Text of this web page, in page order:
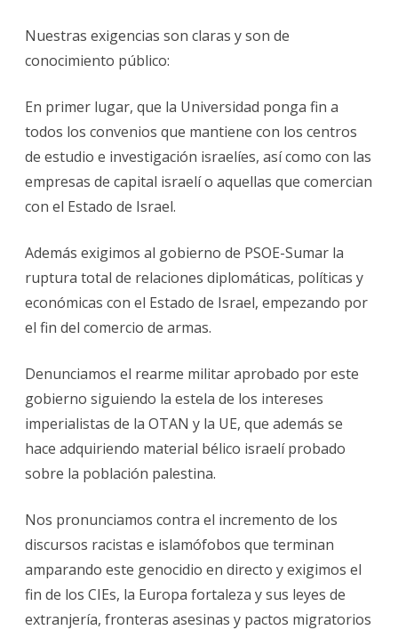
Nuestras exigencias son claras y son de
conocimiento público:
En primer lugar, que la Universidad ponga fin a
todos los convenios que mantiene con los centros
de estudio e investigación israelíes, así como con las
empresas de capital israelí o aquellas que comercian
con el Estado de Israel.
Además exigimos al gobierno de PSOE-Sumar la
ruptura total de relaciones diplomáticas, políticas y
económicas con el Estado de Israel, empezando por
el fin del comercio de armas.
Denunciamos el rearme militar aprobado por este
gobierno siguiendo la estela de los intereses
imperialistas de la OTAN y la UE, que además se
hace adquiriendo material bélico israelí probado
sobre la población palestina.
Nos pronunciamos contra el incremento de los
discursos racistas e islamófobos que terminan
amparando este genocidio en directo y exigimos el
fin de los CIEs, la Europa fortaleza y sus leyes de
extranjería, fronteras asesinas y pactos migratorios